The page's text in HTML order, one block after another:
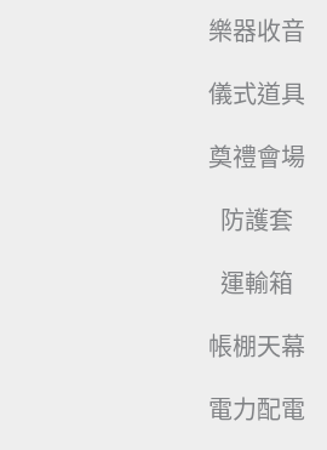
樂器收音
儀式道具
奠禮會場
防護套
運輸箱
帳棚天幕
電力配電